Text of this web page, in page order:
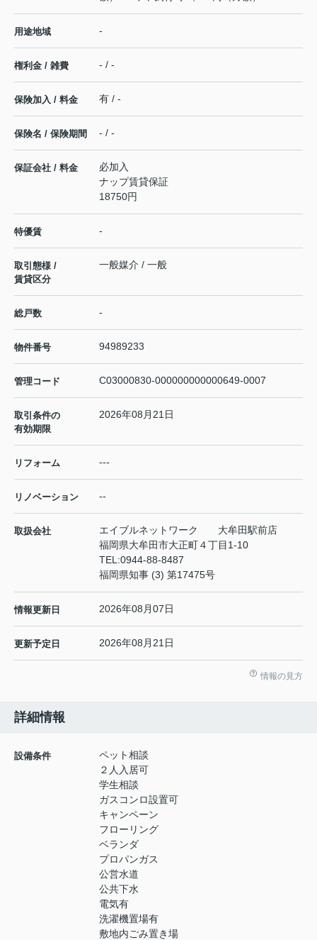
用途地域 -
権利金 / 雑費 - / -
保険加入 / 料金 有 / -
保険名 / 保険期間 - / -
保証会社 / 料金
必加入
ナップ賃貸保証
18750円
特優賃 -
取引態様 /
賃貸区分
一般媒介 / 一般
総戸数 -
物件番号 94989233
管理コード C03000830-000000000000649-0007
取引条件の
有効期限
2026年08月21日
リフォーム ---
リノベーション --
取扱会社
エイブルネットワーク 大牟田駅前店
福岡県大牟田市大正町４丁目1-10
TEL:0944-88-8487
福岡県知事 (3) 第17475号
情報更新日 2026年08月07日
更新予定日 2026年08月21日
情報の見方
詳細情報
設備条件
ペット相談
２人入居可
学生相談
ガスコンロ設置可
キャンペーン
フローリング
ベランダ
プロパンガス
公営水道
公共下水
電気有
洗濯機置場有
敷地内ごみ置き場